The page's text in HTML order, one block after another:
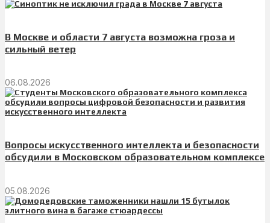
В Москве и области 7 августа возможна гроза и
сильный ветер
06.08.2026
Вопросы искусственного интеллекта и безопасности
обсудили в Московском образовательном комплексе
05.08.2026